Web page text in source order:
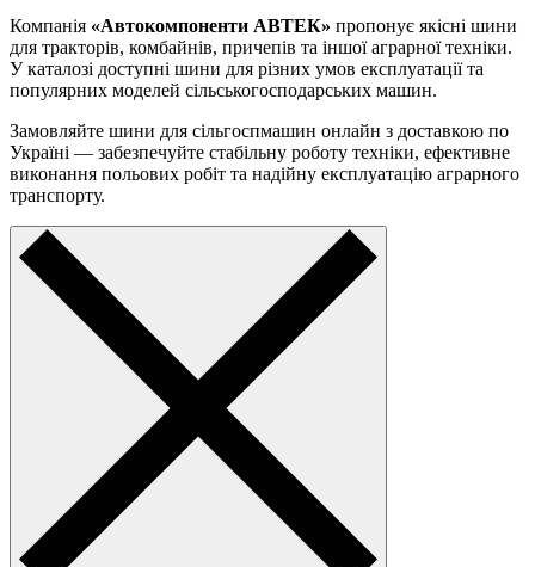
Компанія «Автокомпоненти АВТЕК» пропонує якісні шини
для тракторів, комбайнів, причепів та іншої аграрної техніки.
У каталозі доступні шини для різних умов експлуатації та
популярних моделей сільськогосподарських машин.
Замовляйте шини для сільгоспмашин онлайн з доставкою по
Україні — забезпечуйте стабільну роботу техніки, ефективне
виконання польових робіт та надійну експлуатацію аграрного
транспорту.